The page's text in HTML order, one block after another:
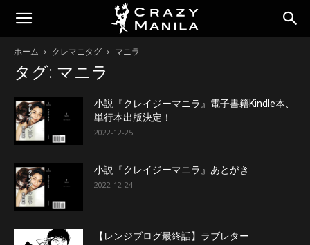
ホーム クレマニタグ マニラ
タグ: マニラ
小説『クレイジーマニラ』電子書籍Kindle本、
単行本出版決定！
2022-12-25
小説『クレイジーマニラ』あとがき
2022-12-24
【レンジブログ最終話】ラブレター